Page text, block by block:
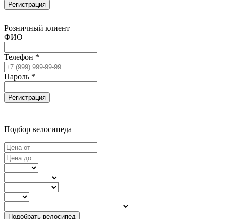
Регистрация
Розничный клиент
ФИО
Телефон *
Пароль *
Регистрация
Подбор велосипеда
Подобрать велосипед